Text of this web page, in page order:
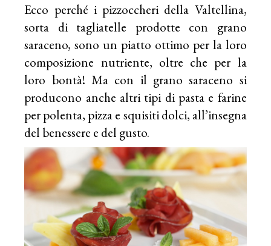
Ecco perché i pizzoccheri della Valtellina,
sorta di tagliatelle prodotte con grano
saraceno, sono un piatto ottimo per la loro
composizione nutriente, oltre che per la
loro bontà! Ma con il grano saraceno si
producono anche altri tipi di pasta e farine
per polenta, pizza e squisiti dolci, all’insegna
del benessere e del gusto.